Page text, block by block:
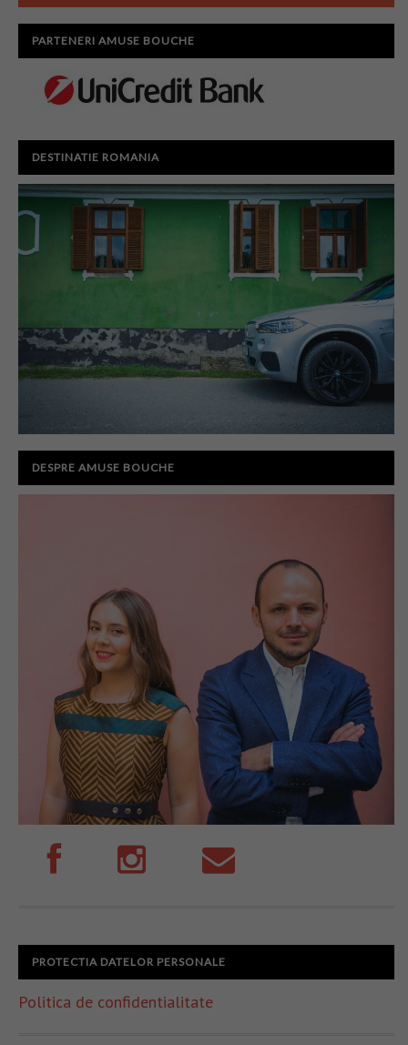
PARTENERI AMUSE BOUCHE
DESTINATIE ROMANIA
DESPRE AMUSE BOUCHE
PROTECTIA DATELOR PERSONALE
Politica de confidentialitate